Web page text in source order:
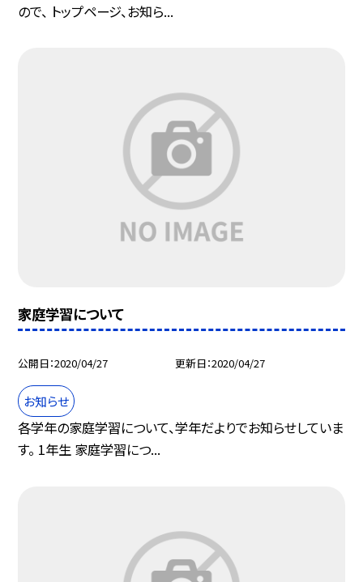
ので、 トップページ、お知ら...
家庭学習について
公開日 2020/04/27 更新日 2020/04/27
お知らせ
各学年の家庭学習について、学年だよりでお知らせしていま
す。 1年生 家庭学習につ...